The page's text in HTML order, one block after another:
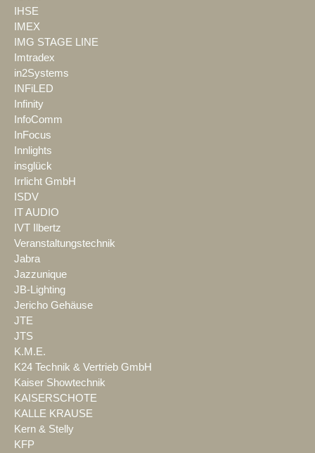
IHSE
IMEX
IMG STAGE LINE
Imtradex
in2Systems
INFiLED
Infinity
InfoComm
InFocus
Innlights
insglück
Irrlicht GmbH
ISDV
IT AUDIO
IVT Ilbertz
Veranstaltungstechnik
Jabra
Jazzunique
JB-Lighting
Jericho Gehäuse
JTE
JTS
K.M.E.
K24 Technik & Vertrieb GmbH
Kaiser Showtechnik
KAISERSCHOTE
KALLE KRAUSE
Kern & Stelly
KFP